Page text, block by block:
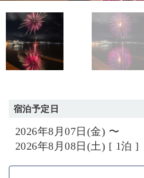
宿泊予定日
2026年8月07日(金) 〜
2026年8月08日(土) [ 1泊 ]